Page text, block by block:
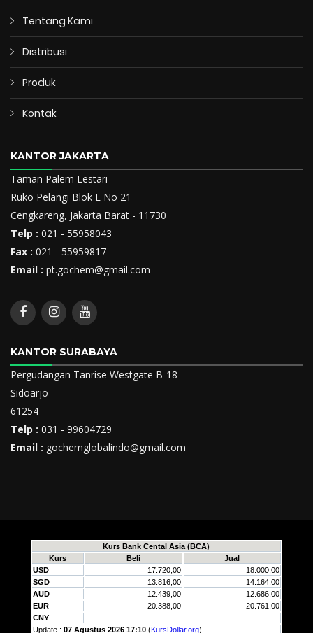
Tentang Kami
Distribusi
Produk
Kontak
KANTOR JAKARTA
Taman Palem Lestari
Ruko Pelangi Blok E No 21
Cengkareng, Jakarta Barat - 11730
Telp : 021 - 55958043
Fax : 021 - 55959817
Email : pt.gochem@gmail.com
KANTOR SURABAYA
Pergudangan Tanrise Westgate B-18
Sidoarjo
61254
Telp : 031 - 99604729
Email : gochemglobalindo@gmail.com